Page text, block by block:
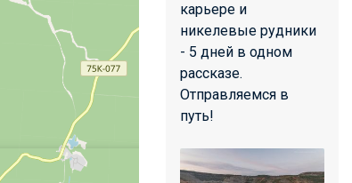
карьере и
никелевые рудники
- 5 дней в одном
рассказе.
Отправляемся в
путь!